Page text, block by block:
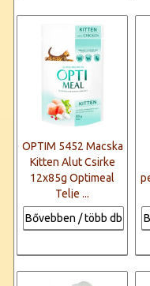
OPTIM 5452 Macska
Kitten Alut Csirke
12x85g Optimeal
Telje ...
Bővebben / több db